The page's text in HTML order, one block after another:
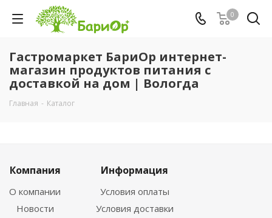
0
Гастромаркет БариОр интернет-
магазин продуктов питания с
доставкой на дом | Вологда
Главная - Каталог
Компания
О компании
Новости
Информация
Условия оплаты
Условия доставки